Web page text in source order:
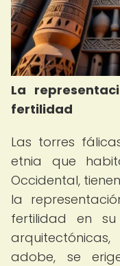
La
fertilidad
Las torres
etnia que
Occidental,
la
fertilidad en su
adobe, se